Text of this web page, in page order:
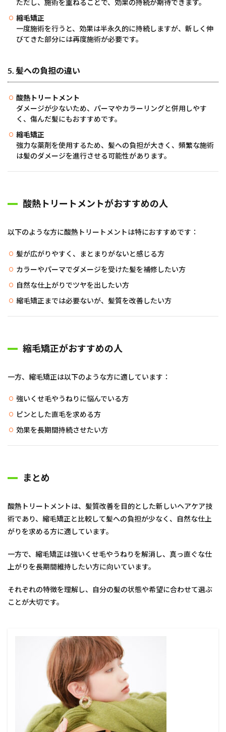
ただし、施術を重ねることで、効果の持続が期待できます。
縮毛矯正
一度施術を行うと、効果は半永久的に持続しますが、新しく伸
びてきた部分には再度施術が必要です。
5. 髪への負担の違い
酸熱トリートメント
ダメージが少ないため、パーマやカラーリングと併用しやす
く、傷んだ髪にもおすすめです。
縮毛矯正
強力な薬剤を使用するため、髪への負担が大きく、頻繁な施術
は髪のダメージを進行させる可能性があります。
酸熱トリートメントがおすすめの人
以下のような方に酸熱トリートメントは特におすすめです：
髪が広がりやすく、まとまりがないと感じる方
カラーやパーマでダメージを受けた髪を補修したい方
自然な仕上がりでツヤを出したい方
縮毛矯正までは必要ないが、髪質を改善したい方
縮毛矯正がおすすめの人
一方、縮毛矯正は以下のような方に適しています：
強いくせ毛やうねりに悩んでいる方
ピンとした直毛を求める方
効果を長期間持続させたい方
まとめ
酸熱トリートメントは、髪質改善を目的とした新しいヘアケア技
術であり、縮毛矯正と比較して髪への負担が少なく、自然な仕上
がりを求める方に適しています。
一方で、縮毛矯正は強いくせ毛やうねりを解消し、真っ直ぐな仕
上がりを長期間維持したい方に向いています。
それぞれの特徴を理解し、自分の髪の状態や希望に合わせて選ぶ
ことが大切です。